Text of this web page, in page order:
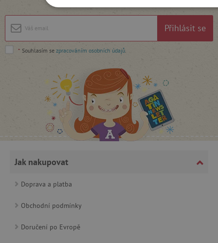
Přihlásit se
* Souhlasím se zpracováním osobních údajů
Jak nakupovat
Doprava a platba
Obchodní podmínky
Doručení po Evropě
NEZBYTNĚ NUTNÉ COOKIES
MARKETINGOVÉ COOKIES
FUNKČNÍ SOUBORY
Nezbytně nutné cookies
Analytické cookies
Marketingové cookies
Funkční soubory
stránek, jako je přihlášení uživatele a správa účtu. Webové
__cf_bm